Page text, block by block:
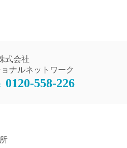
式会社
ナルネットワーク
0120-558-226